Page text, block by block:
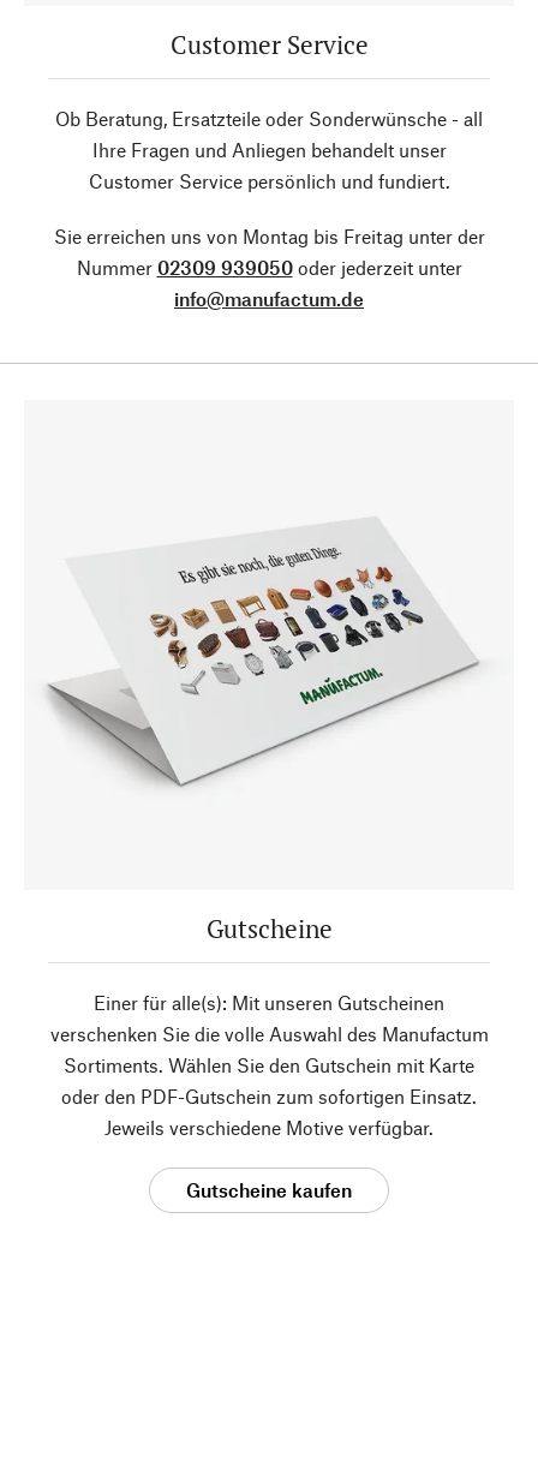
Customer Service
Ob Beratung, Ersatzteile oder Sonderwünsche - all
Ihre Fragen und Anliegen behandelt unser
Customer Service persönlich und fundiert.
Sie erreichen uns von Montag bis Freitag unter der
Nummer 02309 939050oder jederzeit unter
info@manufactum.de
Gutscheine
Einer für alle(s): Mit unseren Gutscheinen
verschenken Sie die volle Auswahl des Manufactum
Sortiments. Wählen Sie den Gutschein mit Karte
oder den PDF-Gutschein zum sofortigen Einsatz.
Jeweils verschiedene Motive verfügbar.
Gutscheine kaufen